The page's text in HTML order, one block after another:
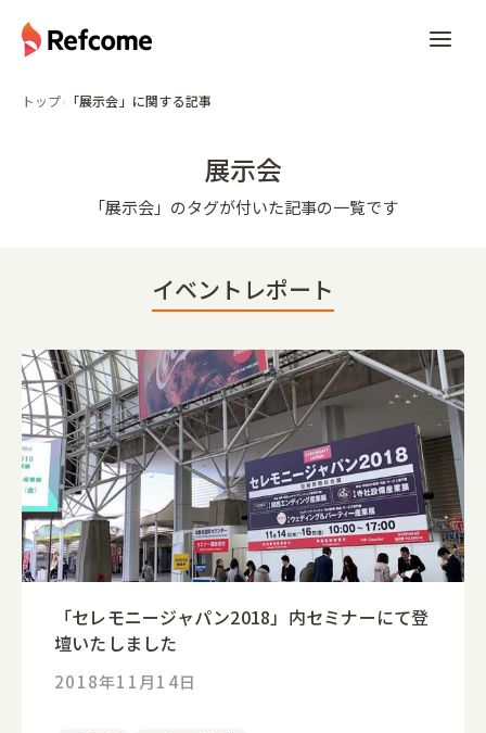
トップ› 「展示会」に関する記事
展示会
「展示会」のタグが付いた記事の一覧です
イベントレポート
「セレモニージャパン2018」内セミナーにて登
壇いたしました
2018年11月14日